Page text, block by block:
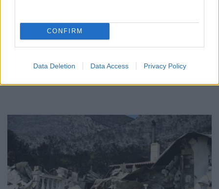
CONFIRM
Data Deletion Data Access Privacy Policy
αναμένονται βροχές και καταιγίδες